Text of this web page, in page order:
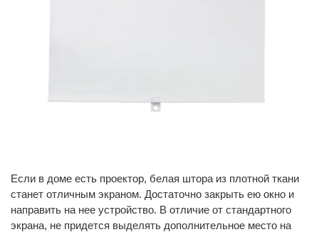
Если в доме есть проектор, белая штора из плотной ткани
станет отличным экраном. Достаточно закрыть ею окно и
направить на нее устройство. В отличие от стандартного
экрана, не придется выделять дополнительное место на